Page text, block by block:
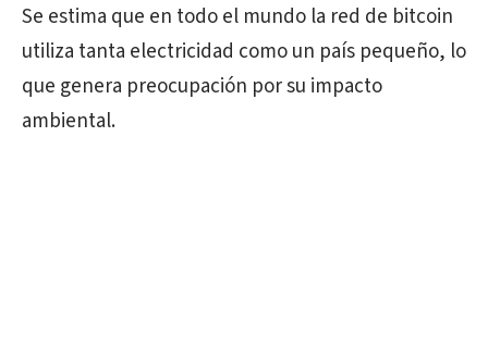
Se estima que en todo el mundo la red de bitcoin
utiliza tanta electricidad como un país pequeño, lo
que genera preocupación por su impacto
ambiental.